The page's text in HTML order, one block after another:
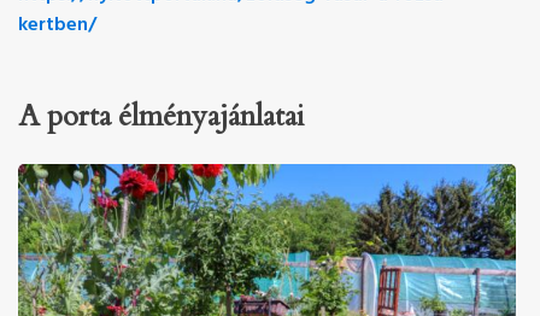
kertben/
A porta élményajánlatai